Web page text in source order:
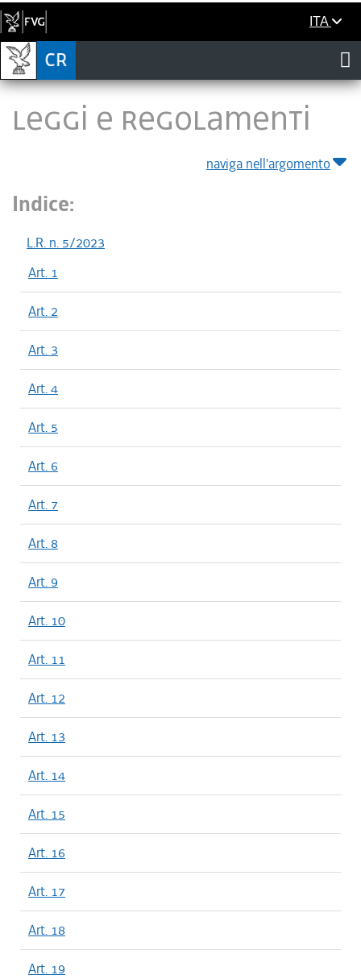
ITA
LEGGI E REGOLAMENTI
naviga nell'argomento
Indice:
L.R. n. 5/2023
Art. 1
Art. 2
Art. 3
Art. 4
Art. 5
Art. 6
Art. 7
Art. 8
Art. 9
Art. 10
Art. 11
Art. 12
Art. 13
Art. 14
Art. 15
Art. 16
Art. 17
Art. 18
Art. 19